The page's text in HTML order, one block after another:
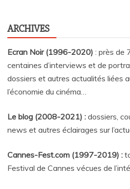
ARCHIVES
Ecran Noir (1996-2020) : près de
centaines d’interviews et de
dossiers et autres actualités liées
l’économie du cinéma…
Le blog (2008-2021) : dossiers,
news et autres éclairages sur
Cannes-Fest.com (1997-2019) :
Festival de Cannes vécues de